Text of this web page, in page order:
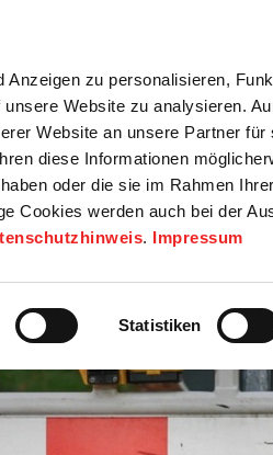
zu personalisieren,
Website zu analysieren.
Website an unsere Partner für
diese Informationen
oder die sie im Rahmen
Cookies werden auch bei der
. Impressum
Statistiken
/ Wohnen Bildung / Soziales